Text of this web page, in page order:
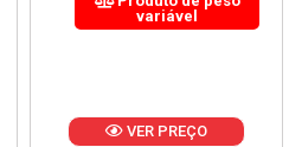
variável
VER PREÇO